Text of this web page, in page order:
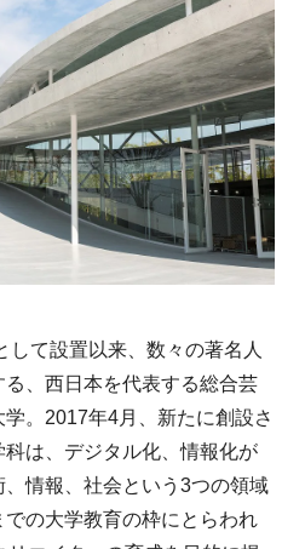
して設置以来、数々の著名人
、西日本を代表する総合芸
。2017年4月、新たに創設さ
は、デジタル化、情報化が
情報、社会という3つの領域
の大学教育の枠にとらわれ